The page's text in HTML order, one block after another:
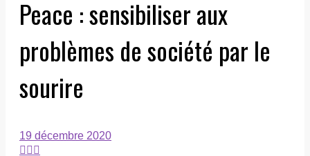
Peace : sensibiliser aux
problèmes de société par le
sourire
19 décembre 2020